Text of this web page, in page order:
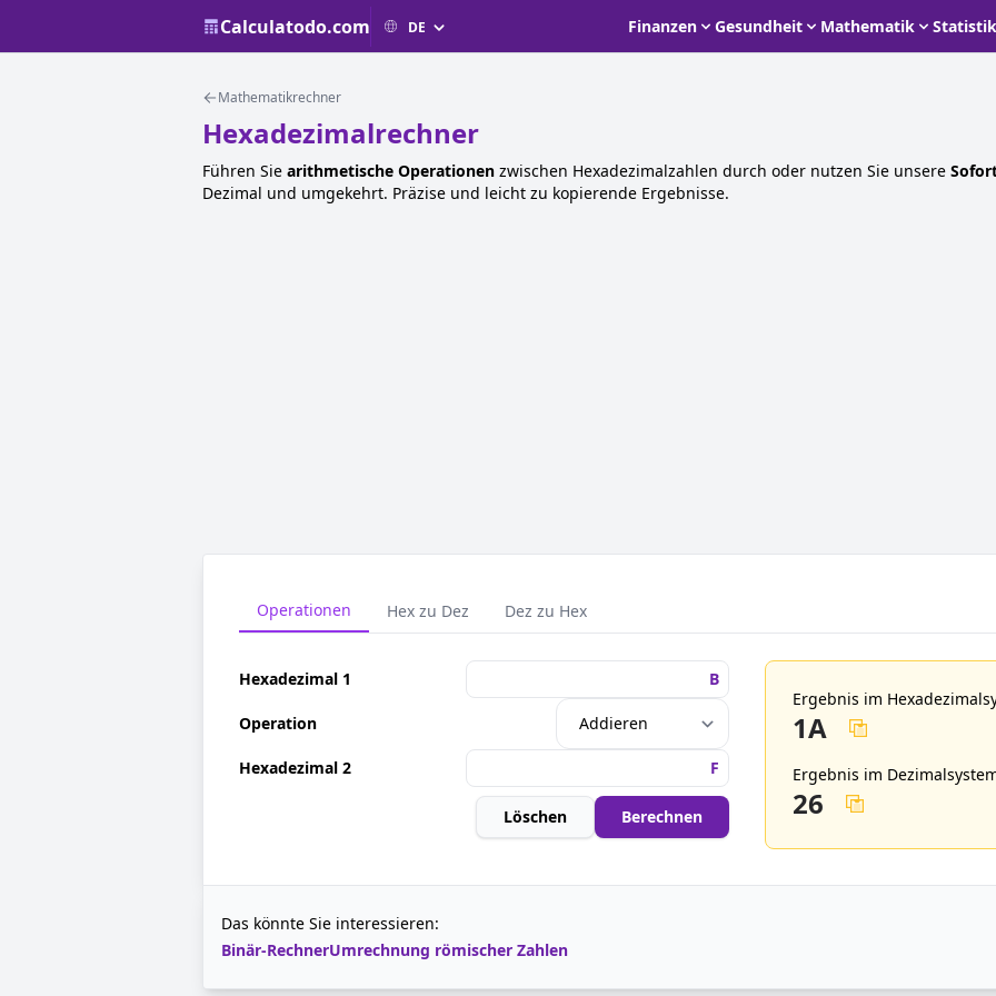
Calculatodo.com Finanzen Gesundheit Mathematik Statistik
Mathematikrechner
Hexadezimalrechner
Führen Sie arithmetische Operationen zwischen Hexadezimalzahlen durch oder nutzen Sie unsere
Dezimal und umgekehrt. Präzise und leicht zu kopierende Ergebnisse.
Operationen Hex zu Dez Dez zu Hex
Hexadezimal 1
Operation
Hexadezimal 2
Löschen Berechnen
Ergebnis im
1A
Ergebnis im
26
Das könnte Sie interessieren:
Binär-RechnerUmrechnung römischer Zahlen